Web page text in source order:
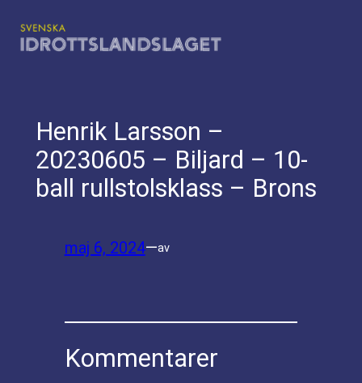
till
Henrik Larsson –
20230605 – Biljard – 10-
ball rullstolsklass – Brons
maj 6, 2024—av
Kommentarer